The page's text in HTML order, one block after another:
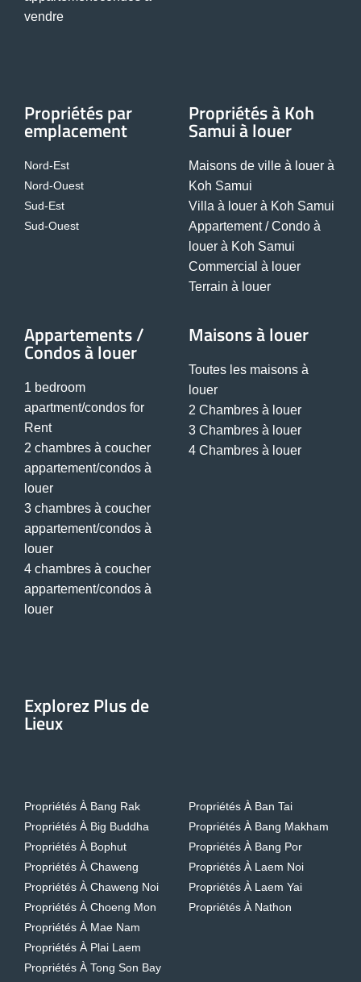
vendre
Propriétés par
emplacement
Nord-Est
Nord-Ouest
Sud-Est
Sud-Ouest
Propriétés à Koh
Samui à louer
Maisons de ville à louer à
Koh Samui
Villa à louer à Koh Samui
Appartement / Condo à
louer à Koh Samui
Commercial à louer
Terrain à louer
Appartements /
Condos à louer
1 bedroom
apartment/condos for
Rent
2 chambres à coucher
appartement/condos à
louer
3 chambres à coucher
appartement/condos à
louer
4 chambres à coucher
appartement/condos à
louer
Maisons à louer
Toutes les maisons à
louer
2 Chambres à louer
3 Chambres à louer
4 Chambres à louer
Explorez Plus de
Lieux
Propriétés À Bang Rak
Propriétés À Big Buddha
Propriétés À Bophut
Propriétés À Chaweng
Propriétés À Chaweng Noi
Propriétés À Choeng Mon
Propriétés À Mae Nam
Propriétés À Plai Laem
Propriétés À Tong Son Bay
Propriétés À Ban Tai
Propriétés À Bang Makham
Propriétés À Bang Por
Propriétés À Laem Noi
Propriétés À Laem Yai
Propriétés À Nathon